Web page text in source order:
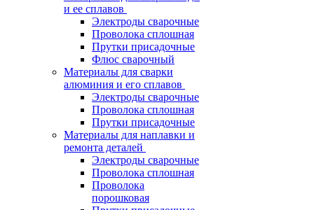
и ее сплавов
Электроды сварочные
Проволока сплошная
Прутки присадочные
Флюс сварочный
Материалы для сварки
алюминия и его сплавов
Электроды сварочные
Проволока сплошная
Прутки присадочные
Материалы для наплавки и
ремонта деталей
Электроды сварочные
Проволока сплошная
Проволока
порошковая